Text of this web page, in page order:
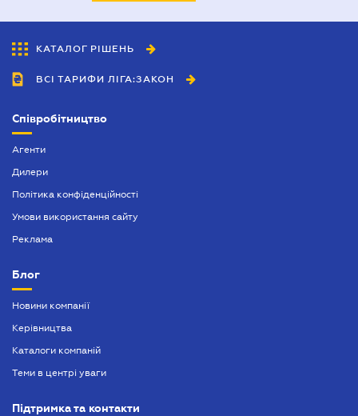
КАТАЛОГ РІШЕНЬ
ВСІ ТАРИФИ ЛІГА:ЗАКОН
Співробітництво
Агенти
Дилери
Політика конфіденційності
Умови використання сайту
Реклама
Блог
Новини компанії
Керівництва
Каталоги компаній
Теми в центрі уваги
Підтримка та контакти